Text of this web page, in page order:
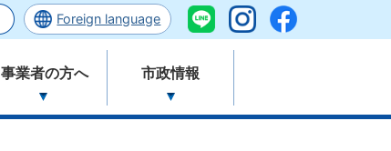
Foreign language
事業者の方へ 市政情報